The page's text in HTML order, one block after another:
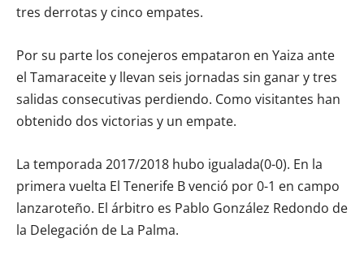
tres derrotas y cinco empates.
Por su parte los conejeros empataron en Yaiza ante
el Tamaraceite y llevan seis jornadas sin ganar y tres
salidas consecutivas perdiendo. Como visitantes han
obtenido dos victorias y un empate.
La temporada 2017/2018 hubo igualada(0-0). En la
primera vuelta El Tenerife B venció por 0-1 en campo
lanzaroteño. El árbitro es Pablo González Redondo de
la Delegación de La Palma.